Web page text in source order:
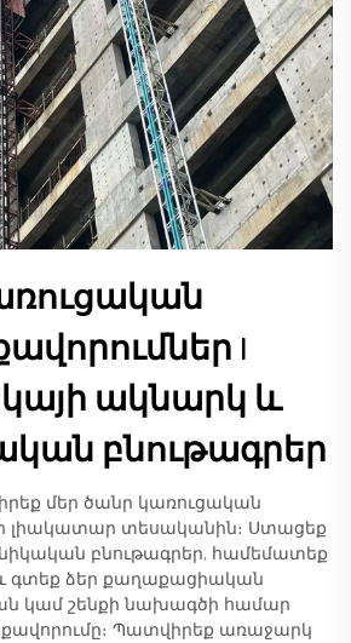
|
ակնարկ և
բնութագրեր
մեր ծանր կառուցական
լիակատար տեսականին։ Ստացեք
բնութագրեր, համեմատեք
և գտեք ձեր քաղաքացիական
կամ շենքի նախագծի համար
Պատվիրեք առաջարկ